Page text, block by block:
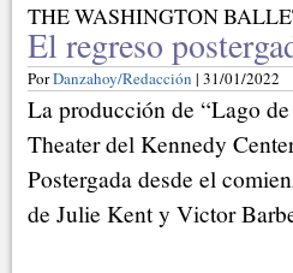
THE WASHINGTON
El regreso
PorDanzahoy/Redacción | 31/01/2022
La producción de “Lago
Theater del Kennedy
Postergada desde el
de Julie Kent y Victor